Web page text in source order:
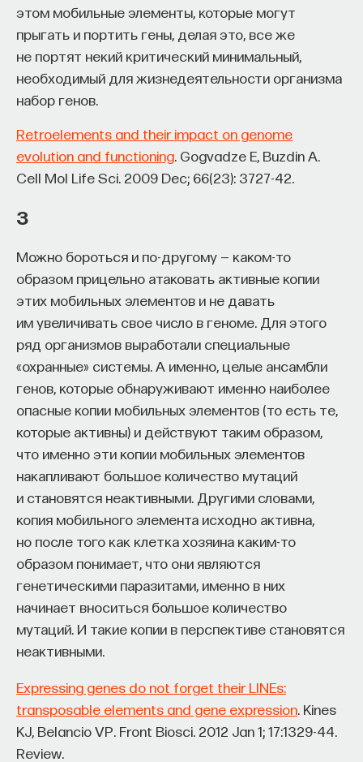
этом мобильные элементы, которые могут
прыгать и портить гены, делая это, все же
не портят некий критический минимальный,
необходимый для жизнедеятельности организма
набор генов.
Retroelements and their impact on genome
evolution and functioning . Gogvadze E, Buzdin A.
Cell Mol Life Sci. 2009 Dec; 66(23): 3727-42.
3
Можно бороться и по-другому — каком-то
образом прицельно атаковать активные копии
этих мобильных элементов и не давать
им увеличивать свое число в геноме. Для этого
ряд организмов выработали специальные
«охранные» системы. А именно, целые ансамбли
генов, которые обнаруживают именно наиболее
опасные копии мобильных элементов (то есть те,
которые активны) и действуют таким образом,
что именно эти копии мобильных элементов
накапливают большое количество мутаций
и становятся неактивными. Другими словами,
копия мобильного элемента исходно активна,
но после того как клетка хозяина каким-то
образом понимает, что они являются
генетическими паразитами, именно в них
начинает вноситься большое количество
мутаций. И такие копии в перспективе становятся
неактивными.
Expressing genes do not forget their LINEs:
transposable elements and gene expression . Kines
KJ, Belancio VP. Front Biosci. 2012 Jan 1; 17:1329-44.
Review.
Первая — развитие и трансляция
дисциплинарного знания, где в центре находится
само знание, а не человек и не рынок труда.
человека, например человека, способного
к сложному мышлению. Третья — развитие
общества, вклад в то, каким оно будет.
то есть забота о том, как человек будет работать
эффективным окажется в команде и профессии.
Университет не всегда может точно
предсказать, какие именно рабочие места ждут
выпускника, но сама эта оптика тоже остается
отдельной идеологией. В зависимости от того,
в какой из этих логик работает университет,
у него будут совершенно разные ответы
Университет должен строить
будущее
«Есть представление о том, что университеты
готовят элиту, и отсюда возникает образ сложно
мыслящего, сложно устроенного человека.
Но здесь возникает и другой, гораздо более
трудный вопрос: кто вообще формирует
целеполагание университета и кто задает тот
смысл, на который он работает? Мне кажется,
не просто выполнять внешний заказ,
а самостоятельно выбирать, на какое будущее
он работает. У него должна быть собственная